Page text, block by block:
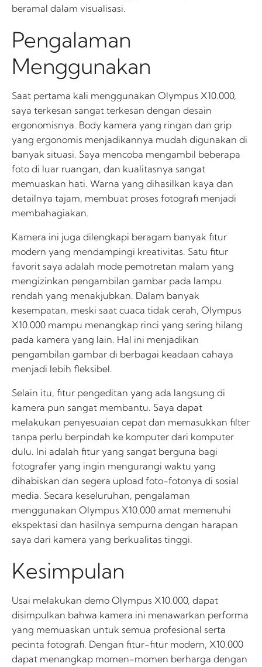
beramal dalam visualisasi.
Pengalaman
Menggunakan
Saat pertama kali menggunakan Olympus X10.000,
saya terkesan sangat terkesan dengan desain
ergonomisnya. Body kamera yang ringan dan grip
yang ergonomis menjadikannya mudah digunakan di
banyak situasi. Saya mencoba mengambil beberapa
foto di luar ruangan, dan kualitasnya sangat
memuaskan hati. Warna yang dihasilkan kaya dan
detailnya tajam, membuat proses fotografi menjadi
membahagiakan.
Kamera ini juga dilengkapi beragam banyak fitur
modern yang mendampingi kreativitas. Satu fitur
favorit saya adalah mode pemotretan malam yang
mengizinkan pengambilan gambar pada lampu
rendah yang menakjubkan. Dalam banyak
kesempatan, meski saat cuaca tidak cerah, Olympus
X10.000 mampu menangkap rinci yang sering hilang
pada kamera yang lain. Hal ini menjadikan
pengambilan gambar di berbagai keadaan cahaya
menjadi lebih fleksibel.
Selain itu, fitur pengeditan yang ada langsung di
kamera pun sangat membantu. Saya dapat
melakukan penyesuaian cepat dan memasukkan filter
tanpa perlu berpindah ke komputer dari komputer
dulu. Ini adalah fitur yang sangat berguna bagi
fotografer yang ingin mengurangi waktu yang
dihabiskan dan segera upload foto-fotonya di sosial
media. Secara keseluruhan, pengalaman
menggunakan Olympus X10.000 amat memenuhi
ekspektasi dan hasilnya sempurna dengan harapan
saya dari kamera yang berkualitas tinggi.
Kesimpulan
Usai melakukan demo Olympus X10.000, dapat
disimpulkan bahwa kamera ini menawarkan performa
yang memuaskan untuk semua profesional serta
pecinta fotografi. Dengan fitur-fitur modern, X10.000
dapat menangkap momen-momen berharga dengan